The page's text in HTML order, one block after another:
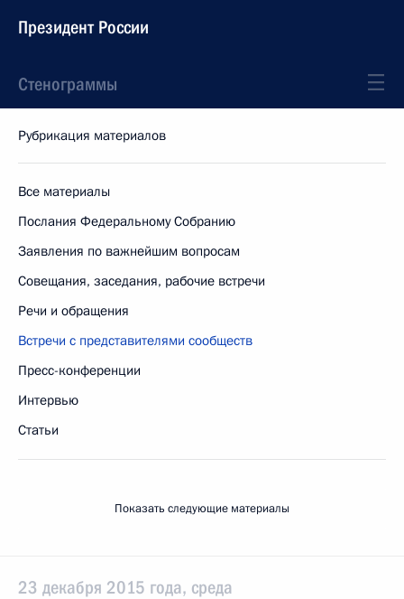
Президент России
Стенограммы
Рубрикация материалов
Все материалы
Послания Федеральному Собранию
Заявления по важнейшим вопросам
Совещания, заседания, рабочие встречи
Речи и обращения
Встречи с представителями сообществ
Пресс-конференции
Интервью
Статьи
Показать следующие материалы
23 декабря 2015 года, среда